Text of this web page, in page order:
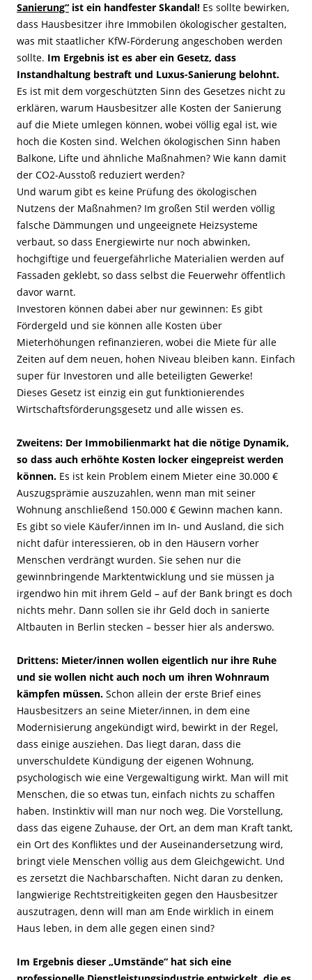
Sanierung“ ist ein handfester Skandal! Es sollte bewirken,
dass Hausbesitzer ihre Immobilen ökologischer gestalten,
was mit staatlicher KfW-Förderung angeschoben werden
sollte. Im Ergebnis ist es aber ein Gesetz, dass
Instandhaltung bestraft und Luxus-Sanierung belohnt.
Es ist mit dem vorgeschützten Sinn des Gesetzes nicht zu
erklären, warum Hausbesitzer alle Kosten der Sanierung
auf die Miete umlegen können, wobei völlig egal ist, wie
hoch die Kosten sind. Welchen ökologischen Sinn haben
Balkone, Lifte und ähnliche Maßnahmen? Wie kann damit
der CO2-Ausstoß reduziert werden?
Und warum gibt es keine Prüfung des ökologischen
Nutzens der Maßnahmen? Im großen Stil werden völlig
falsche Dämmungen und ungeeignete Heizsysteme
verbaut, so dass Energiewirte nur noch abwinken,
hochgiftige und feuergefährliche Materialien werden auf
Fassaden geklebt, so dass selbst die Feuerwehr öffentlich
davor warnt.
Investoren können dabei aber nur gewinnen: Es gibt
Fördergeld und sie können alle Kosten über
Mieterhöhungen refinanzieren, wobei die Miete für alle
Zeiten auf dem neuen, hohen Niveau bleiben kann. Einfach
super für Investoren und alle beteiligten Gewerke!
Dieses Gesetz ist einzig ein gut funktionierendes
Wirtschaftsförderungsgesetz und alle wissen es.
Zweitens: Der Immobilienmarkt hat die nötige Dynamik,
so dass auch erhöhte Kosten locker eingepreist werden
können. Es ist kein Problem einem Mieter eine 30.000 €
Auszugsprämie auszuzahlen, wenn man mit seiner
Wohnung anschließend 150.000 € Gewinn machen kann.
Es gibt so viele Käufer/innen im In- und Ausland, die sich
nicht dafür interessieren, ob in den Häusern vorher
Menschen verdrängt wurden. Sie sehen nur die
gewinnbringende Marktentwicklung und sie müssen ja
irgendwo hin mit ihrem Geld – auf der Bank bringt es doch
nichts mehr. Dann sollen sie ihr Geld doch in sanierte
Altbauten in Berlin stecken – besser hier als anderswo.
Drittens: Mieter/innen wollen eigentlich nur ihre Ruhe
und sie wollen nicht auch noch um ihren Wohnraum
kämpfen müssen. Schon allein der erste Brief eines
Hausbesitzers an seine Mieter/innen, in dem eine
Modernisierung angekündigt wird, bewirkt in der Regel,
dass einige ausziehen. Das liegt daran, dass die
unverschuldete Kündigung der eigenen Wohnung,
psychologisch wie eine Vergewaltigung wirkt. Man will mit
Menschen, die so etwas tun, einfach nichts zu schaffen
haben. Instinktiv will man nur noch weg. Die Vorstellung,
dass das eigene Zuhause, der Ort, an dem man Kraft tankt,
ein Ort des Konfliktes und der Auseinandersetzung wird,
bringt viele Menschen völlig aus dem Gleichgewicht. Und
es zersetzt die Nachbarschaften. Nicht daran zu denken,
langwierige Rechtstreitigkeiten gegen den Hausbesitzer
auszutragen, denn will man am Ende wirklich in einem
Haus leben, in dem alle gegen einen sind?
Im Ergebnis dieser „Umstände“ hat sich eine